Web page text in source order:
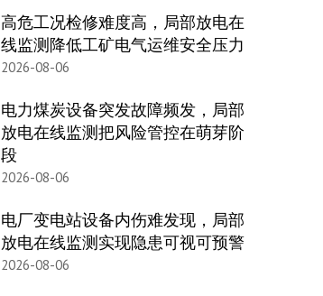
高危工况检修难度高，局部放电在
线监测降低工矿电气运维安全压力
2026-08-06
电力煤炭设备突发故障频发，局部
放电在线监测把风险管控在萌芽阶
段
2026-08-06
电厂变电站设备内伤难发现，局部
放电在线监测实现隐患可视可预警
2026-08-06